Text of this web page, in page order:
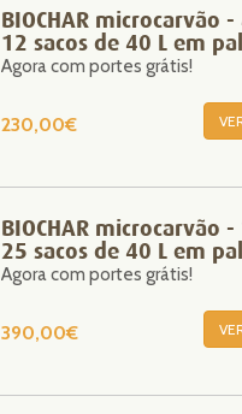
BIOCHAR microcarvão
12 sacos de 40 L em
200 kg
Agora com portes grátis!
230,00€
BIOCHAR microcarvão
25 sacos de 40 L em
400 kg
Agora com portes grátis!
390,00€